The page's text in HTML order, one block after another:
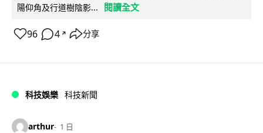
陽仰角及行道樹陰影...
閱讀全文
96 4 ↗ 分享
科技娛樂 科技新聞
arthur 1 日